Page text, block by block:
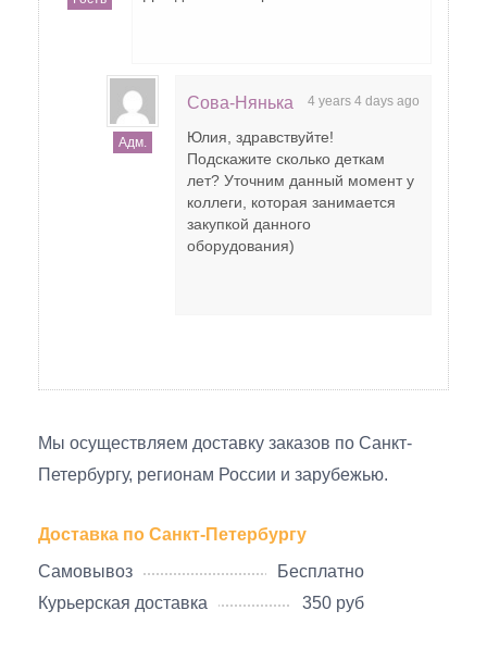
Адм.
Сова-Нянька 4 years 4 days ago
Юлия, здравствуйте!
Подскажите сколько деткам
лет? Уточним данный момент у
коллеги, которая занимается
закупкой данного
оборудования)
Мы осуществляем доставку заказов по Санкт-
Петербургу, регионам России и зарубежью.
Доставка по Санкт-Петербургу
Самовывоз
Бесплатно
Курьерская доставка
350 руб